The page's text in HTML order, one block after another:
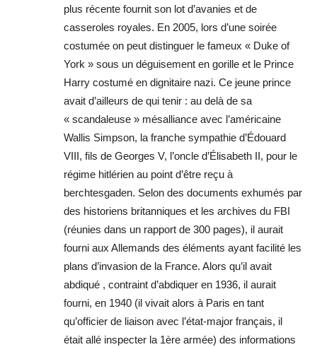
plus récente fournit son lot d’avanies et de
casseroles royales. En 2005, lors d’une soirée
costumée on peut distinguer le fameux « Duke of
York » sous un déguisement en gorille et le Prince
Harry costumé en dignitaire nazi. Ce jeune prince
avait d’ailleurs de qui tenir : au delà de sa
« scandaleuse » mésalliance avec l’américaine
Wallis Simpson, la franche sympathie d’Édouard
VIII, fils de Georges V, l’oncle d’Élisabeth II, pour le
régime hitlérien au point d’être reçu à
berchtesgaden. Selon des documents exhumés par
des historiens britanniques et les archives du FBI
(réunies dans un rapport de 300 pages), il aurait
fourni aux Allemands des éléments ayant facilité les
plans d’invasion de la France. Alors qu’il avait
abdiqué , contraint d’abdiquer en 1936, il aurait
fourni, en 1940 (il vivait alors à Paris en tant
qu’officier de liaison avec l’état-major français, il
était allé inspecter la 1ère armée) des informations